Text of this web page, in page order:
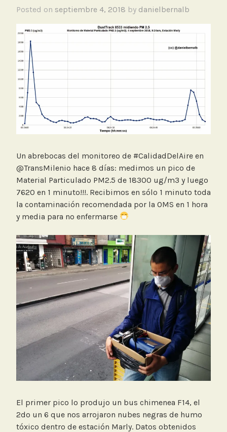
Posted on septiembre 4, 2018 by danielbernalb
Un abrebocas del monitoreo de #CalidadDelAire en
@TransMilenio hace 8 días: medimos un pico de
Material Particulado PM2.5 de 18300 ug/m3 y luego
7620 en 1 minuto!!!. Recibimos en sólo 1 minuto toda
la contaminación recomendada por la OMS en 1 hora
y media para no enfermarse
El primer pico lo produjo un bus chimenea F14, el
2do un 6 que nos arrojaron nubes negras de humo
tóxico dentro de estación Marly. Datos obtenidos